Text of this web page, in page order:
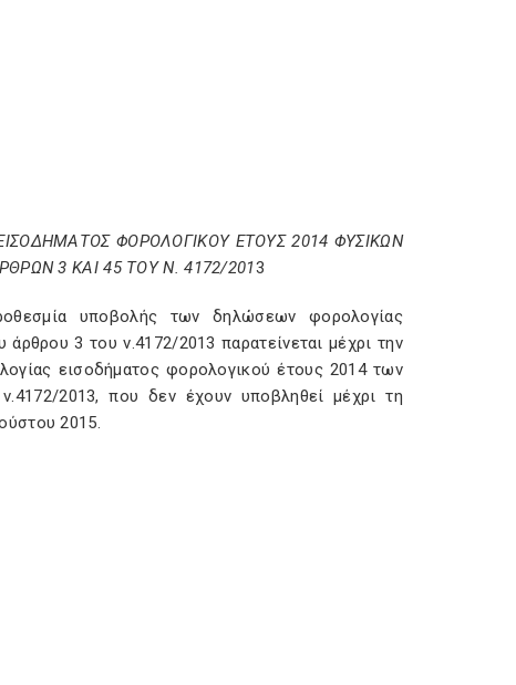
ΦΟΡΟΛΟΓΙΚΟΥ ΕΤΟΥΣ 2014 ΦΥΣΙΚΩΝ
3 ΚΑΙ 45 ΤΟΥ Ν. 4172/2013
υποβολής των δηλώσεων φορολογίας
3 του ν.4172/2013 παρατείνεται μέχρι την
εισοδήματος φορολογικού έτους 2014 των
2013, που δεν έχουν υποβληθεί μέχρι τη
2015.